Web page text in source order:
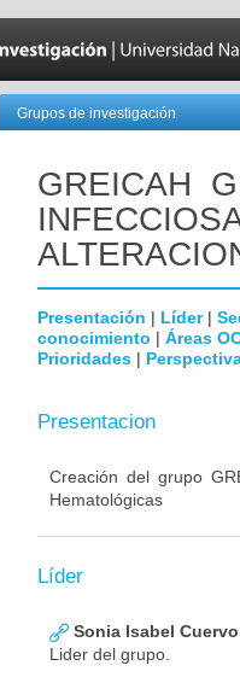
Grupos de investigación
GREICAH
Presentación | Líder|
conocimiento | Áreas
Prioridades |
Presentacion
Creación del grupo
Hematológicas
Líder
Sonia Isabel
Lider del grupo.